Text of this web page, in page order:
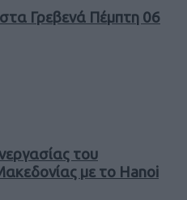
Γρεβενά Πέμπτη 06
του
με το Hanoi